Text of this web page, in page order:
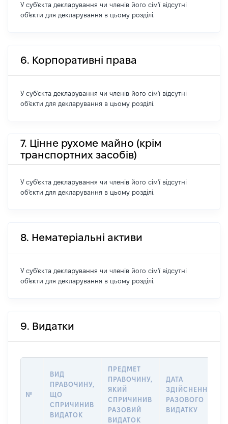
У суб'єкта декларування чи членів його сім'ї відсутні
об'єкти для декларування в цьому розділі.
6. Корпоративні права
У суб'єкта декларування чи членів його сім'ї відсутні
об'єкти для декларування в цьому розділі.
7. Цінне рухоме майно (крім
транспортних засобів)
У суб'єкта декларування чи членів його сім'ї відсутні
об'єкти для декларування в цьому розділі.
8. Нематеріальні активи
У суб'єкта декларування чи членів його сім'ї відсутні
об'єкти для декларування в цьому розділі.
9. Видатки
№
ВИД
ПРАВОЧИНУ,
ЩО
СПРИЧИНИВ
ВИДАТОК
ПРЕДМЕТ
ПРАВОЧИНУ,
ЯКИЙ
СПРИЧИНИВ
РАЗОВИЙ
ВИДАТОК
ДАТА
ЗДІЙСНЕННЯ
РАЗОВОГО
ВИДАТКУ